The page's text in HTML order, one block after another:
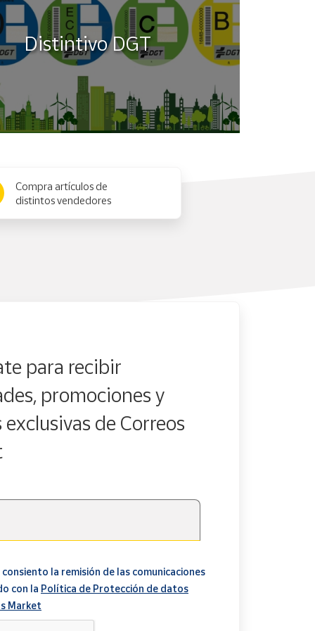
Distintivo DGT
Compra artículos de
distintos vendedores
para recibir
promociones y
de Correos
la remisión de las comunicaciones
con la Política de Protección de datos
Market